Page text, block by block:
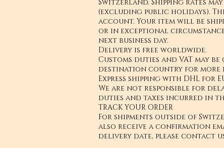
Switzerland. Shipping rates
(excluding public holidays).
account. Your item will be
or in exceptional
next business day.
Delivery is free worldwide.
Customs duties and VAT may
destination country for more
Express shipping with DHL for
We are not responsible for
duties and taxes incurred in
TRACK YOUR ORDER
For shipments outside of
also receive a confirmation
delivery date, please contact